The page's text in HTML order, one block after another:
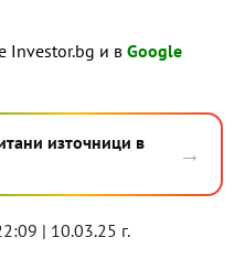
Investor.bg и в Google
източници в
→
| 10.03.25 г.